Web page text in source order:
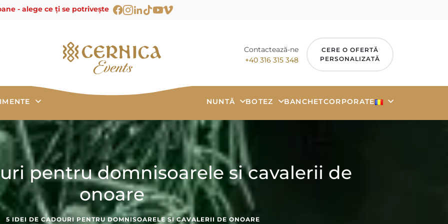
- alege ce ți se potrivește
Contactează-ne
+40 316 315 348
CERE O OFERTĂ
PERSONALIZATĂ
NUNTĂ BOTEZ BANCHETCORPORATE
pentru domnisoarele si cavalerii de
onoare
5 IDEI DE CADOURI PENTRU DOMNISOARELE SI CAVALERII DE ONOARE